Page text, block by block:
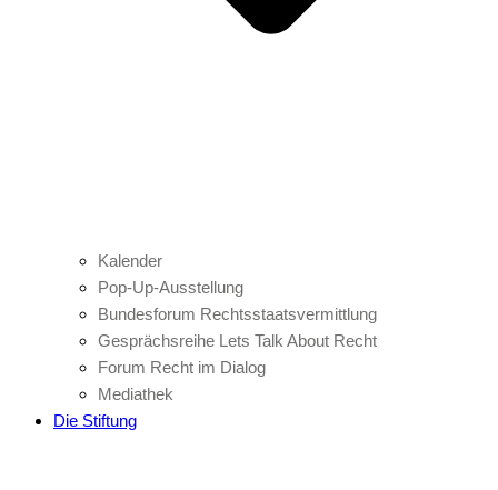
Kalender
Pop-Up-Ausstellung
Bundesforum Rechtsstaatsvermittlung
Gesprächsreihe Lets Talk About Recht
Forum Recht im Dialog
Mediathek
Die Stiftung